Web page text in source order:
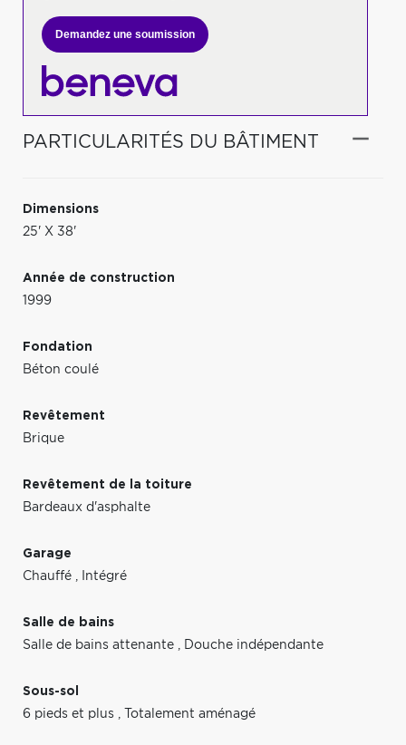
Demandez une soumission
PARTICULARITÉS DU BÂTIMENT
Dimensions
25' X 38'
Année de construction
1999
Fondation
Béton coulé
Revêtement
Brique
Revêtement de la toiture
Bardeaux d'asphalte
Garage
Chauffé , Intégré
Salle de bains
Salle de bains attenante , Douche indépendante
Sous-sol
6 pieds et plus , Totalement aménagé